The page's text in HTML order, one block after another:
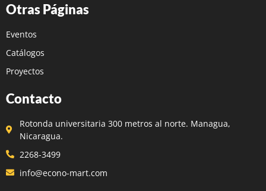
Otras Páginas
Eventos
Catálogos
Proyectos
Contacto
Rotonda universitaria 300 metros al norte. Managua,
Nicaragua.
2268-3499
info@econo-mart.com